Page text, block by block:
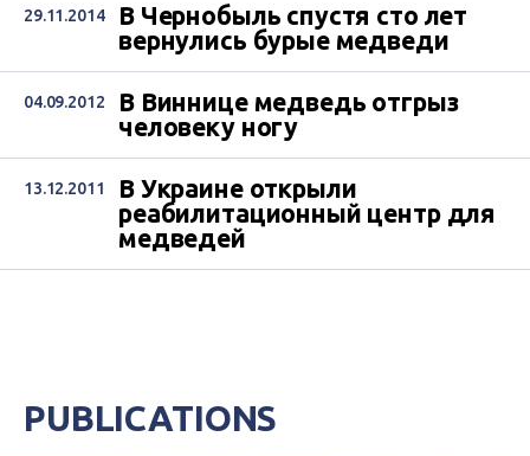
29.11.2014
В Чернобыль спустя сто лет
вернулись бурые медведи
04.09.2012
В Виннице медведь отгрыз
человеку ногу
13.12.2011
В Украине открыли
реабилитационный центр для
медведей
PUBLICATIONS